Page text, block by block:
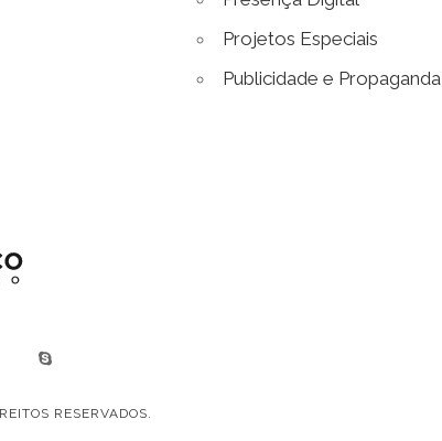
Projetos Especiais
Publicidade e Propaganda
RESERVADOS.